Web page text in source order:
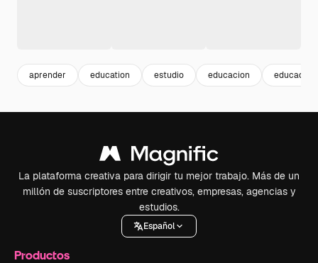
aprender education estudio educacion educadora
La plataforma creativa para dirigir tu mejor trabajo. Más de un
millón de suscriptores entre creativos, empresas, agencias y
estudios.
Español
Productos